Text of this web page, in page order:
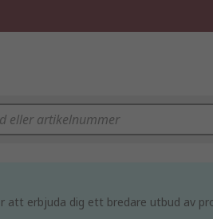
att erbjuda dig ett bredare utbud av